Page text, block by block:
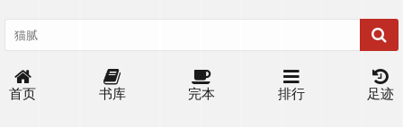
首页 书库 完本 排行 足迹